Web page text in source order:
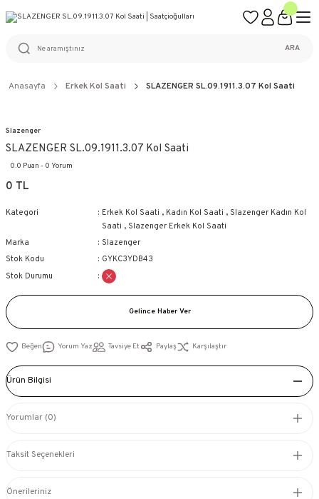
%100 ORİJİNAL ÜRÜN GARANTİSİ
ARA
Anasayfa Erkek Kol Saati SLAZENGER SL.09.1911.3.07 Kol Saati
Slazenger
SLAZENGER SL.09.1911.3.07 Kol Saati
0.0 Puan - 0 Yorum
0 TL
Kategori Erkek Kol Saati , Kadın Kol Saati , Slazenger Kadın Kol
Saati , Slazenger Erkek Kol Saati
Marka
Slazenger
Stok Kodu
GYKC3YDB43
Stok Durumu
Gelince Haber Ver
Yorum Yaz Tavsiye Et Paylaş Karşılaştır
Ürün Bilgisi
Yorumlar (0)
Taksit Seçenekleri
Önerileriniz